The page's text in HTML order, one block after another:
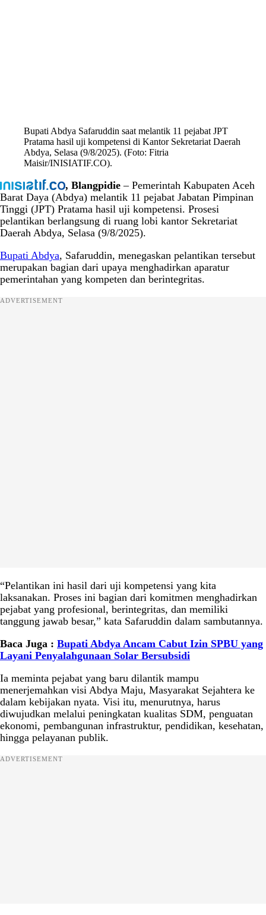
Bupati Abdya Safaruddin saat melantik 11 pejabat JPT
Pratama hasil uji kompetensi di Kantor Sekretariat Daerah
Abdya, Selasa (9/8/2025). (Foto: Fitria
Maisir/INISIATIF.CO).
, Blangpidie– Pemerintah Kabupaten Aceh
Barat Daya (Abdya) melantik 11 pejabat Jabatan Pimpinan
Tinggi (JPT) Pratama hasil uji kompetensi. Prosesi
pelantikan berlangsung di ruang lobi kantor Sekretariat
Daerah Abdya, Selasa (9/8/2025).
Bupati Abdya, Safaruddin, menegaskan pelantikan tersebut
merupakan bagian dari upaya menghadirkan aparatur
pemerintahan yang kompeten dan berintegritas.
ADVERTISEMENT
“Pelantikan ini hasil dari uji kompetensi yang kita
laksanakan. Proses ini bagian dari komitmen menghadirkan
pejabat yang profesional, berintegritas, dan memiliki
tanggung jawab besar,” kata Safaruddin dalam sambutannya.
Baca Juga : Bupati Abdya Ancam Cabut Izin SPBU yang
Layani Penyalahgunaan Solar Bersubsidi
Ia meminta pejabat yang baru dilantik mampu
menerjemahkan visi Abdya Maju, Masyarakat Sejahtera ke
dalam kebijakan nyata. Visi itu, menurutnya, harus
diwujudkan melalui peningkatan kualitas SDM, penguatan
ekonomi, pembangunan infrastruktur, pendidikan, kesehatan,
hingga pelayanan publik.
ADVERTISEMENT